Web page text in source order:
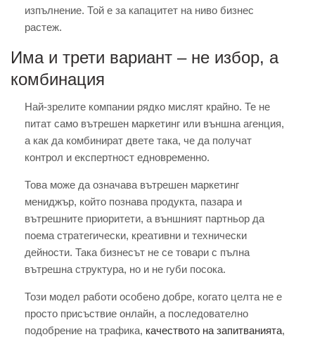
изпълнение. Той е за капацитет на ниво бизнес
растеж.
Има и трети вариант – не избор, а
комбинация
Най-зрелите компании рядко мислят крайно. Те не
питат само вътрешен маркетинг или външна агенция,
а как да комбинират двете така, че да получат
контрол и експертност едновременно.
Това може да означава вътрешен маркетинг
мениджър, който познава продукта, пазара и
вътрешните приоритети, а външният партньор да
поема стратегически, креативни и технически
дейности. Така бизнесът не се товари с пълна
вътрешна структура, но и не губи посока.
Този модел работи особено добре, когато целта не е
просто присъствие онлайн, а последователно
подобрение на трафика, качеството на запитванията,